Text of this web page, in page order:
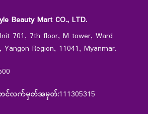
Beauty Mart CO., LTD.
701, 7th floor, M tower, Ward
Region, 11041, Myanmar.
ပုံတင်လက်မှတ်အမှတ်:111305315